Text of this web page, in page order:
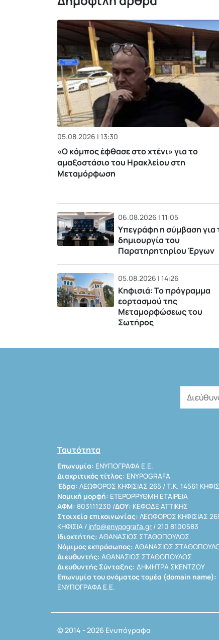
05.08.2026 | 13:30
«Ο κόμπος έφθασε στο χτένι» για το
αμαξοστάσιο του Ηρακλείου στη
Μεταμόρφωση
06.08.2026 | 11:05
Υπεγράφη η σύμβαση για
δημιουργία του
Παρατηρητηρίου Έργων
05.08.2026 | 14:26
Κηφισιά: Το πρόγραμμα
εορτασμού της
Μεταμορφώσεως του
Σωτήρος
Ταυτότητα
Επωνυμία: ΕΝΥΠΟΓΡΑΦΑ Ε.Ε.
Διακριτικός τίτλος: ENYPOGRAFA
Έδρα: ΛΕΩΦΟΡΟΣ ΚΗΦΙΣΙΑΣ 265 / Τ.Κ. 14561
Νομική μορφή: ΕΤΕΡΟΡΡΥΘΜΗ ΕΤΑΙΡΕΙΑ
ΑΦΜ: 803111230 /ΔΟΥ: ΚΕΦΟΔΕ ΑΤΤΙΚΗΣ
Στοιχεία επικοινωνίας: ΛΕΩΦΟΡΟΣ ΚΗΦΙΣΙΑΣ
ΚΗΦΙΣΙΑ / info@enypografa.gr / 210 8100583
Ιδιοκτήτης: ΑΘΑΝΑΣΙΟΣ ΣΤΑΘΟΠΟΥΛΟΣ
Νόμιμος εκπρόσωπος: ΑΘΑΝΑΣΙΟΣ
Διευθυντής: ΑΘΑΝΑΣΙΟΣ ΣΤΑΘΟΠΟΥΛΟΣ
Διευθυντής Σύνταξης: ΔΗΜΗΤΡΑ ΣΚΕΝΤΖΟΥ
Επωνυμία του ονόματος τομέα (domain name):
ΕΝΥΠΟΓΡΑΦΑ Ε.Ε.
© 2014 - 2026 Ενυπόγραφα